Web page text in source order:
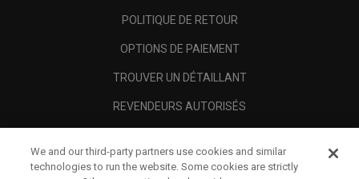
POLITIQUE DE RETOUR
OPTIONS DE PAIEMENT
TROUVER UN DÉTAILLANT
REVENDEURS AUTORISÉS
A PROPOS
We and our third-party partners use cookies and similar
technologies to run the website. Some cookies are strictly